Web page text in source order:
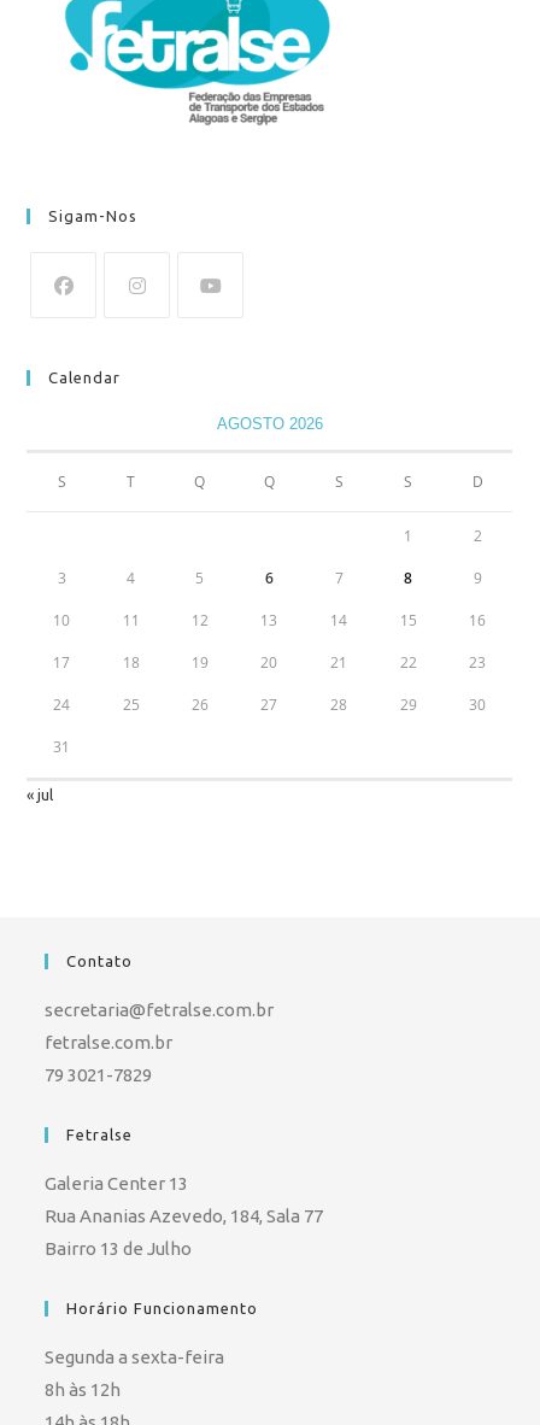
Sigam-Nos
Calendar
AGOSTO 2026
S T Q Q S S D
1 2
3 4 5 6 7 8 9
10 11 12 13 14 15 16
17 18 19 20 21 22 23
24 25 26 27 28 29 30
31
« jul
Contato
secretaria@fetralse.com.br
fetralse.com.br
79 3021-7829
Fetralse
Galeria Center 13
Rua Ananias Azevedo, 184, Sala 77
Bairro 13 de Julho
Horário Funcionamento
Segunda a sexta-feira
8h às 12h